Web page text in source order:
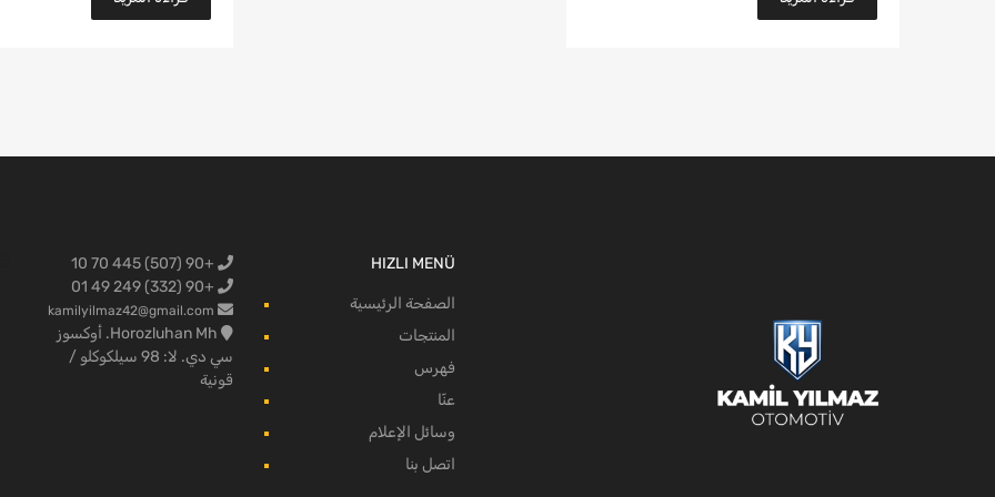
HIZLI MENÜ
الصفحة الرئيسية
المنتجات
فهرس
عنّا
وسائل الإعلام
اتصل بنا
+90 (507) 445 70 10
+90 (332) 249 49 01
kamilyilmaz42@gmail.com
Horozluhan Mh. أوكسوز
سي دي. لا: 98 سيلكوكلو /
قونية